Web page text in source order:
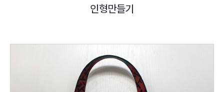
인형만들기